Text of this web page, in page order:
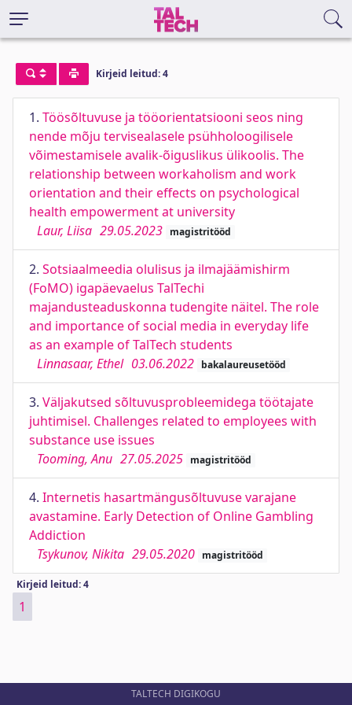
Kirjeid leitud: 4
1. Töösõltuvuse ja tööorientatsiooni seos ning
nende mõju tervisealasele psühholoogilisele
võimestamisele avalik-õiguslikus ülikoolis. The
relationship between workaholism and work
orientation and their effects on psychological
health empowerment at university
Laur, Liisa 29.05.2023 magistritööd
2. Sotsiaalmeedia olulisus ja ilmajäämishirm
(FoMO) igapäevaelus TalTechi
majandusteaduskonna tudengite näitel. The role
and importance of social media in everyday life
as an example of TalTech students
Linnasaar, Ethel 03.06.2022 bakalaureusetööd
3. Väljakutsed sõltuvusprobleemidega töötajate
juhtimisel. Challenges related to employees with
substance use issues
Tooming, Anu 27.05.2025 magistritööd
4. Internetis hasartmängusõltuvuse varajane
avastamine. Early Detection of Online Gambling
Addiction
Tsykunov, Nikita 29.05.2020 magistritööd
Kirjeid leitud: 4
1
TALTECH DIGIKOGU